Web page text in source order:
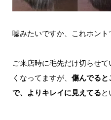
嘘みたいですか、これホント
ご来店時に毛先だけ切らせ
くなってますが、 傷んでると
で、よりキレイに見えてると